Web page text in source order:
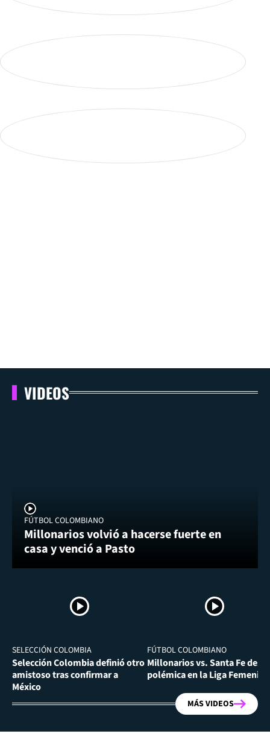
VIDEOS
FÚTBOL COLOMBIANO
Millonarios volvió a hacerse fuerte en
casa y venció a Pasto
SELECCIÓN COLOMBIA
Selección Colombia definió otro
amistoso tras confirmar a
México
FÚTBOL COLOMBIANO
Millonarios vs. Santa Fe
polémica en la Liga Femenina
MÁS VIDEOS